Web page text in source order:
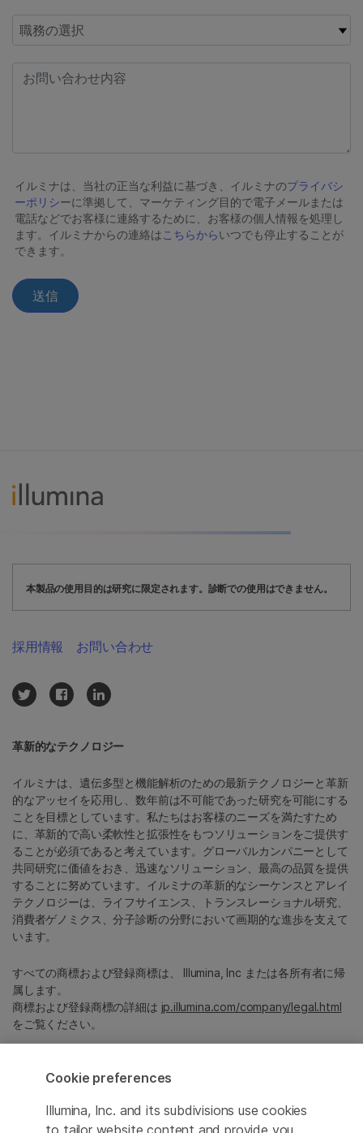
本製品の使用目的は研究に限定されます。診断での使用はできません。
革新的なテクノロジー
イルミナは、遺伝多型と機能解析のための最新テクノロジーと革新
的なアッセイを応用し、数年前は不可能であった研究を可能にする
ことを目標としています。私たちはお客様のニーズを満たすため
に、革新的で高い柔軟性と拡張性をもつソリューションをご提供す
ることが必須であると考えています。グローバルカンパニーとして
共同研究に価値をおき、迅速なソリューション、最高の品質を提供
することに努めています。イルミナの革新的なシーケンスとアレイ
テクノロジーは、ライフサイエンス、トランスレーショナル研究、
消費者ゲノミクス、分子診断の分野において画期的な進歩を支えて
います。
すべての商標および登録商標は、 Illumina, Inc または各所有者に帰
属します。
商標および登録商標の詳細は jp.illumina.com/company/legal.html
をご覧ください。
Cookie Management Center
プライバシーポリシ
採用情報 お問い合わせ
Cookie preferences
Illumina, Inc. and its subdivisions use cookies
to tailor website content and provide you